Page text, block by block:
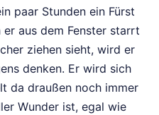
paar Stunden ein Fürst
aus dem Fenster starrt
ziehen sieht, wird er
denken. Er wird sich
da draußen noch immer
Wunder ist, egal wie